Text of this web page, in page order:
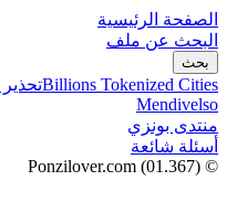
الصفحة الرئيسية
البحث عن ملف
بحث
Billions Tokenized Citiesتحذير SmartPlus
Mendivelso
منتدى بونزي
أسئلة شائعة
© Ponzilover.com
(01.367)